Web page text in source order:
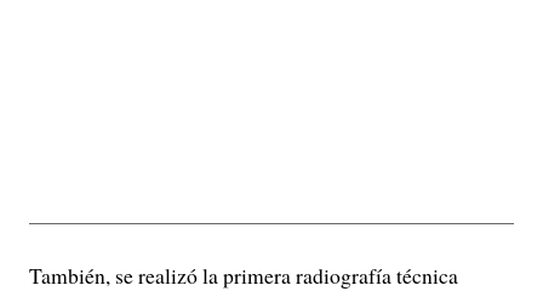
También, se realizó la primera radiografía técnica